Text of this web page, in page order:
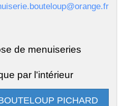
de menuiseries
par l'intérieur
PICHARD